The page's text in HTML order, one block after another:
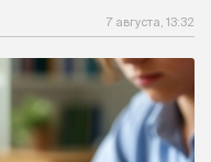
7 августа, 13:32